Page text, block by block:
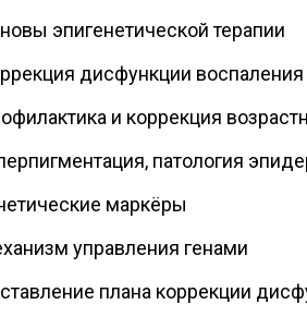
эпигенетической терапии
дисфункции воспаления
и коррекция
патология
маркёры
управления генами
плана коррекции